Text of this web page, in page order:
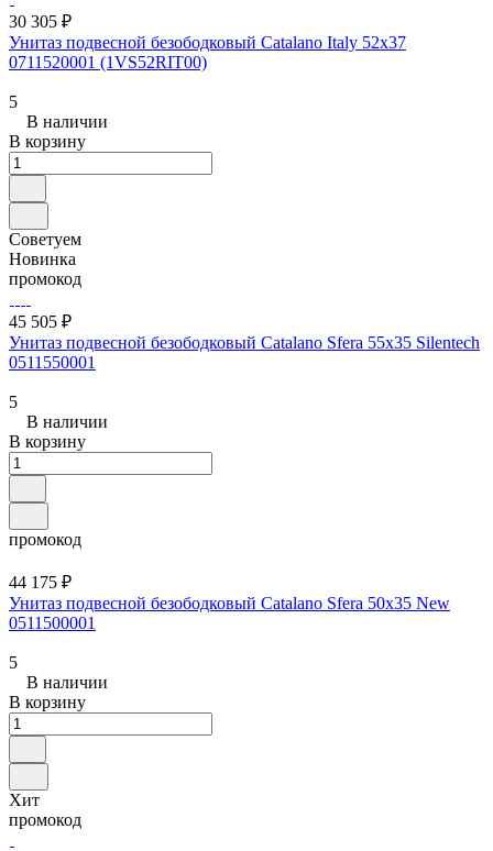
30 305 ₽
Унитаз подвесной безободковый Catalano Italy 52x37
0711520001 (1VS52RIT00)
5
В наличии
В корзину
Советуем
Новинка
промокод
45 505 ₽
Унитаз подвесной безободковый Catalano Sfera 55x35 Silentech
0511550001
5
В наличии
В корзину
промокод
44 175 ₽
Унитаз подвесной безободковый Catalano Sfera 50x35 New
0511500001
5
В наличии
В корзину
Хит
промокод